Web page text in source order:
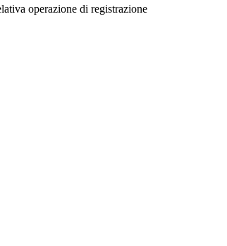
operazione di registrazione